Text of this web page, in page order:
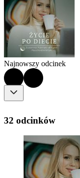
Najnowszy odcinek
32 odcinków